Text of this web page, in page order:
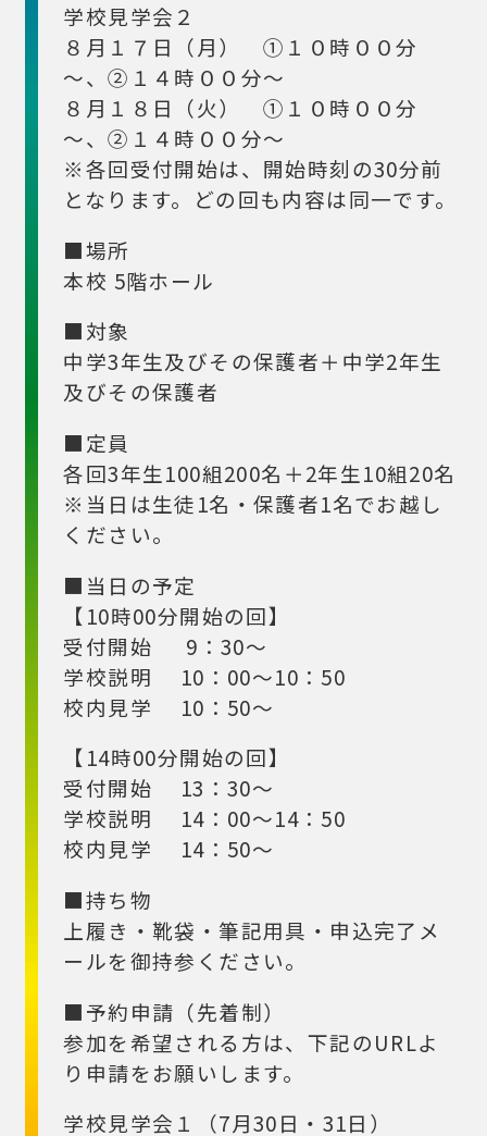
学校見学会２
８月１７日（月） ①１０時００分
～、②１４時００分～
８月１８日（火） ①１０時００分
～、②１４時００分～
※各回受付開始は、開始時刻の30分前
となります。どの回も内容は同一です。
■場所
本校 5階ホール
■対象
中学3年生及びその保護者＋中学2年生
及びその保護者
■定員
各回3年生100組200名＋2年生10組20名
※当日は生徒1名・保護者1名でお越し
ください。
■当日の予定
【10時00分開始の回】
受付開始 9：30～
学校説明 10：00～10：50
校内見学 10：50～
【14時00分開始の回】
受付開始 13：30～
学校説明 14：00～14：50
校内見学 14：50～
■持ち物
上履き・靴袋・筆記用具・申込完了メ
ールを御持参ください。
■予約申請（先着制）
参加を希望される方は、下記のURLよ
り申請をお願いします。
学校見学会１（7月30日・31日）